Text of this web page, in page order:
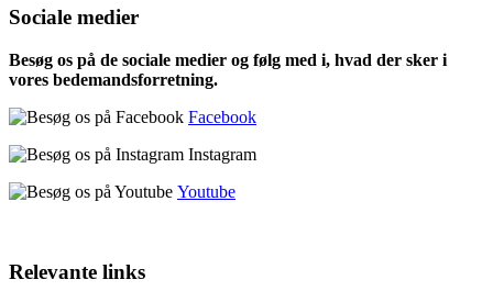
Sociale medier
Besøg os på de sociale medier og følg med i, hvad der sker i
vores bedemandsforretning.
Facebook
Instagram
Youtube
Relevante links